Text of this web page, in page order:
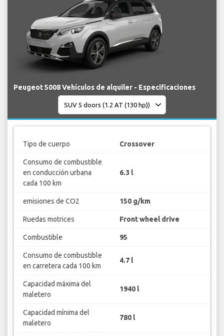
Peugeot 5008 Vehículos de alquiler - Especificaciones
Tipo de cuerpo Crossover
Consumo de combustible
en conducción urbana
cada 100 km
6.3 l
emisiones de CO2 150 g/km
Ruedas motrices Front wheel drive
Combustible 95
Consumo de combustible
en carretera cada 100 km
4.7 l
Capacidad máxima del
maletero
1940 l
Capacidad mínima del
maletero
780 l